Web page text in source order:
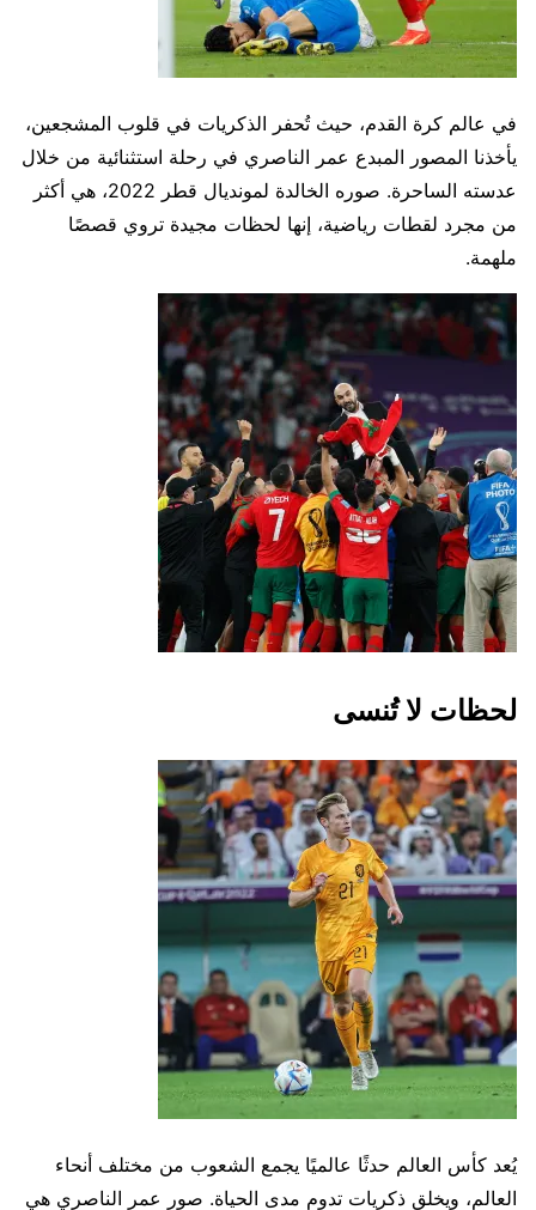
في عالم كرة القدم، حيث تُحفر الذكريات في قلوب المشجعين،
يأخذنا المصور المبدع عمر الناصري في رحلة استثنائية من خلال
عدسته الساحرة. صوره الخالدة لمونديال قطر 2022، هي أكثر
من مجرد لقطات رياضية، إنها لحظات مجيدة تروي قصصًا
ملهمة.
لحظات لا تُنسى
يُعد كأس العالم حدثًا عالميًا يجمع الشعوب من مختلف أنحاء
العالم، ويخلق ذكريات تدوم مدى الحياة. صور عمر الناصري هي